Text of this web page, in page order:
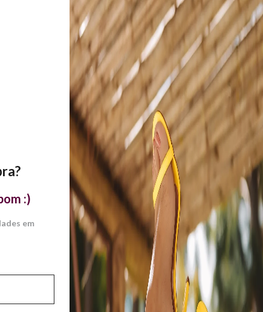
As sandálias com cor furta-
conquistando cada vez mais espaço no
moda, especialmente quando se trata
eventos noturnos. Com um design
material metalizado, essas peças se
sua capacidade de refletir a luz de
proporcionando um visual
impactante. O salto fino alto, que
silhueta, combina perfeitamente
tradicional e as três tiras frontais.
quem deseja brilhar em festas e
acabamento em material
durabilidade e resistência, enquanto
inovador atrai olhares admirados e
sandália com cor furta-cor é a escolha
quem quer impressionar em ocasiões
Com seu salto fino alto e tiras
incorpora um estilo clássico com um
que a torna única. Invista nesse
transforme suas produções noturnas,
em um acessório que não apenas
mas eleva seu visual a um novo
moda é uma celebração e sua escolha
pode ser a peça-chave para brilhar.
Altura do Salto
37
24cm
38
24,5cm 25cm
escolher, entre em contato.
(11) 5031-8682
:)
em